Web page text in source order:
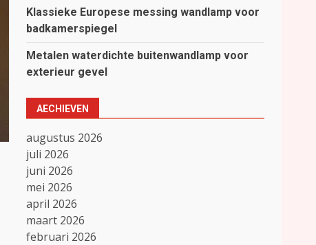
Klassieke Europese messing wandlamp voor
badkamerspiegel
Metalen waterdichte buitenwandlamp voor
exterieur gevel
AECHIEVEN
augustus 2026
juli 2026
juni 2026
mei 2026
april 2026
maart 2026
februari 2026